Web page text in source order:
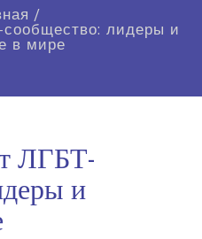
/
сообщество: лидеры и
в мире
ЛГБТ-
и